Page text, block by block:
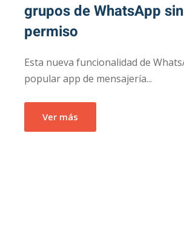
grupos de WhatsApp
permiso
Esta nueva funcionalidad de
popular app de mensajería...
Ver más